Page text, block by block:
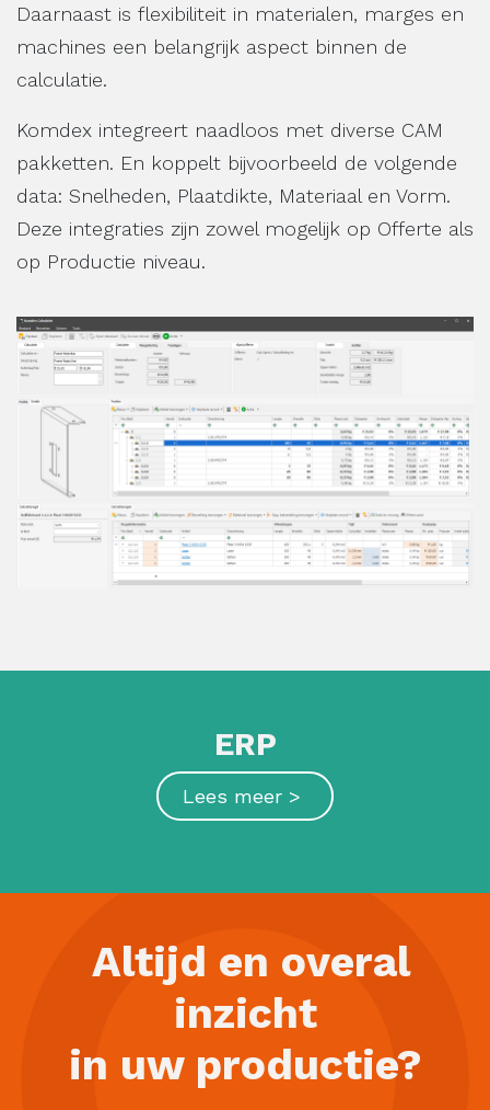
Daarnaast is flexibiliteit in materialen, marges en
machines een belangrijk aspect binnen de
calculatie.
Komdex integreert naadloos met diverse CAM
pakketten. En koppelt bijvoorbeeld de volgende
data: Snelheden, Plaatdikte, Materiaal en Vorm.
Deze integraties zijn zowel mogelijk op Offerte als
op Productie niveau.
ERP
Lees meer >
Altijd en overal
inzicht
in uw productie?